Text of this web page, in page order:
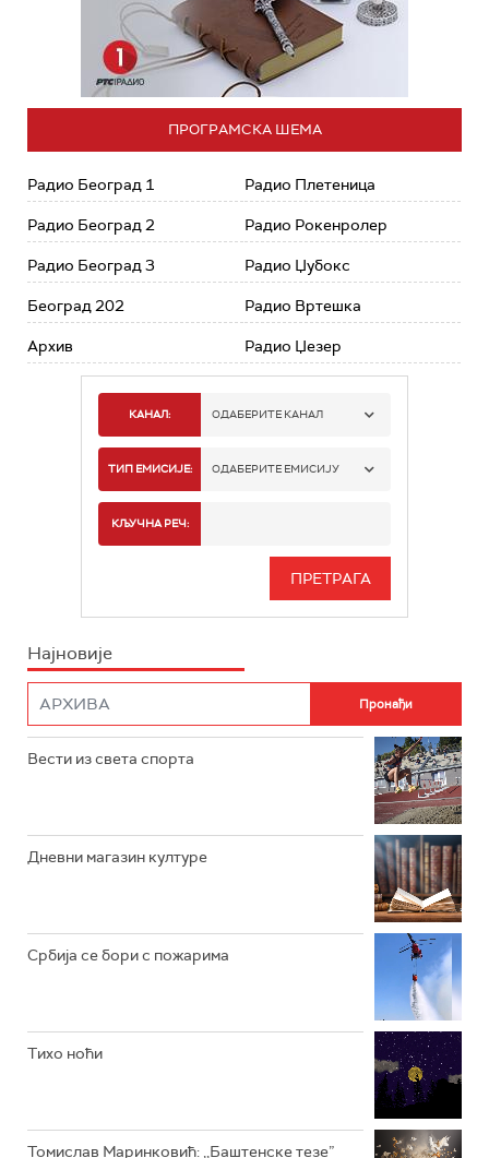
ПРОГРАМСКА ШЕМА
Радио Београд 1
Радио Београд 2
Радио Београд 3
Београд 202
Архив
Радио Плетеница
Радио Рокенролер
Радио Џубокс
Радио Вртешка
Радио Џезер
КАНАЛ: ОДАБЕРИТЕ КАНАЛ
РАДИО БЕОГРАД 1
РАДИО БЕОГРАД 3
РАДИО РОКЕНРОЛЕР
ТИП ЕМИСИЈЕ: ОДАБЕРИТЕ ЕМИСИЈУ
ИНФО
КЉУЧНА РЕЧ:
Најновије
Вести из света спорта
Дневни магазин културе
Србија се бори с пожарима
Тихо ноћи
Томислав Маринковић: ,,Баштенске тезе”